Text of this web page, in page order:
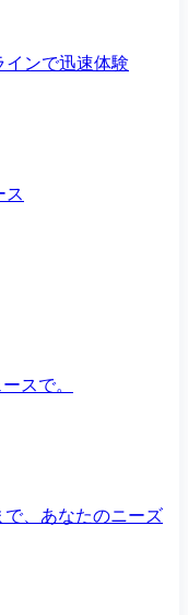
インで迅速体験
ス
スで。
、あなたのニーズ